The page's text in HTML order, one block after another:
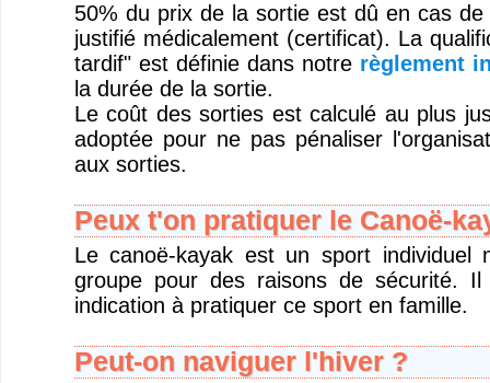
50% du prix de la sortie est dû en cas
justifié médicalement (certificat). La
tardif" est définie dans notre règlement
la durée de la sortie.
Le coût des sorties est calculé au plus
adoptée pour ne pas pénaliser
aux sorties.
Peux t'on pratiquer le Canoë-
Le canoë-kayak est un sport individuel
groupe pour des raisons de sécurité.
indication à pratiquer ce sport en famille.
Peut-on naviguer l'hiver ?